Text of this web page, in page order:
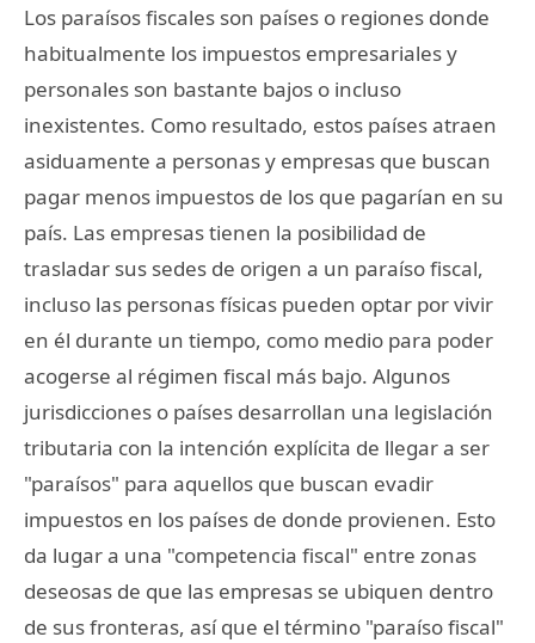
Los paraísos fiscales son países o regiones donde
habitualmente los impuestos empresariales y
personales son bastante bajos o incluso
inexistentes. Como resultado, estos países atraen
asiduamente a personas y empresas que buscan
pagar menos impuestos de los que pagarían en su
país. Las empresas tienen la posibilidad de
trasladar sus sedes de origen a un paraíso fiscal,
incluso las personas físicas pueden optar por vivir
en él durante un tiempo, como medio para poder
acogerse al régimen fiscal más bajo. Algunos
jurisdicciones o países desarrollan una legislación
tributaria con la intención explícita de llegar a ser
"paraísos" para aquellos que buscan evadir
impuestos en los países de donde provienen. Esto
da lugar a una "competencia fiscal" entre zonas
deseosas de que las empresas se ubiquen dentro
de sus fronteras, así que el término "paraíso fiscal"